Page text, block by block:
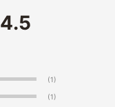
4.5
(1)
(1)